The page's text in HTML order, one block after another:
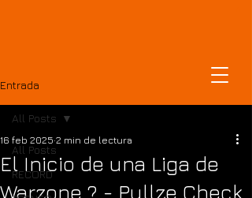
Entrada
All Posts
RECORD
All Posts
El Inicio de una Liga de
Warzone ? - Pullze Check
16 feb 2025 2 min de lectura